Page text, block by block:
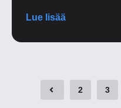
Lue lisää
2 3